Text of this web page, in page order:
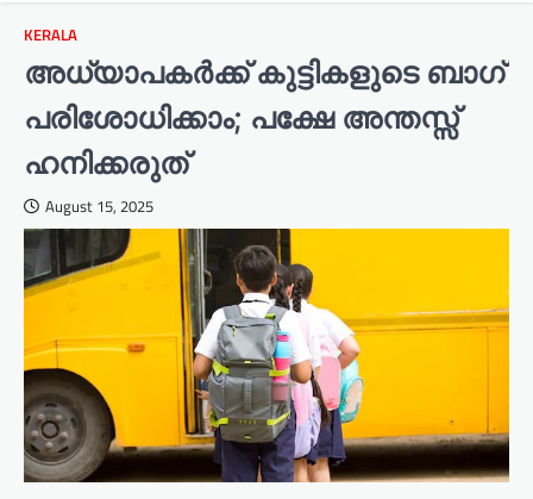
KERALA
അധ്യാപകർക്ക് കുട്ടികളുടെ ബാഗ്
പരിശോധിക്കാം; പക്ഷേ അന്തസ്സ്
ഹനിക്കരുത്
August 15, 2025